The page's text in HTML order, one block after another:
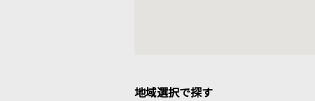
地域選択で探す